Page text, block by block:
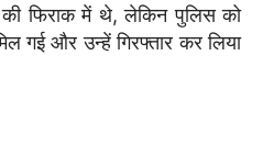
फिराक में थे, लेकिन पुलिस को
गई और उन्हें गिरफ्तार कर लिया